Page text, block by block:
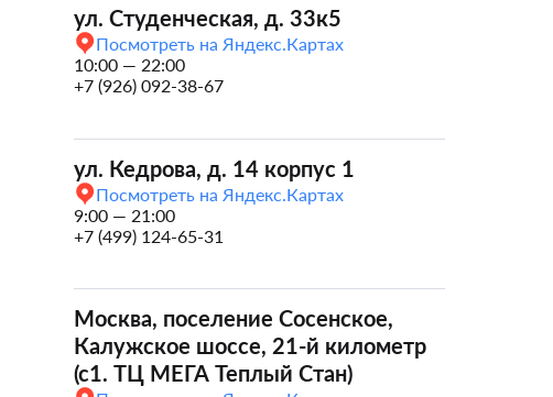
ул. Студенческая, д. 33к5
Посмотреть на Яндекс.Картах
10:00 — 22:00
+7 (926) 092-38-67
ул. Кедрова, д. 14 корпус 1
Посмотреть на Яндекс.Картах
9:00 — 21:00
+7 (499) 124-65-31
Москва, поселение Сосенское,
Калужское шоссе, 21-й километр
(с1. ТЦ МЕГА Теплый Стан)